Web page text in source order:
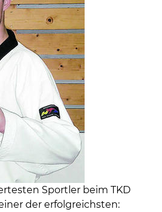
Sportler beim TKD
der erfolgreichsten: